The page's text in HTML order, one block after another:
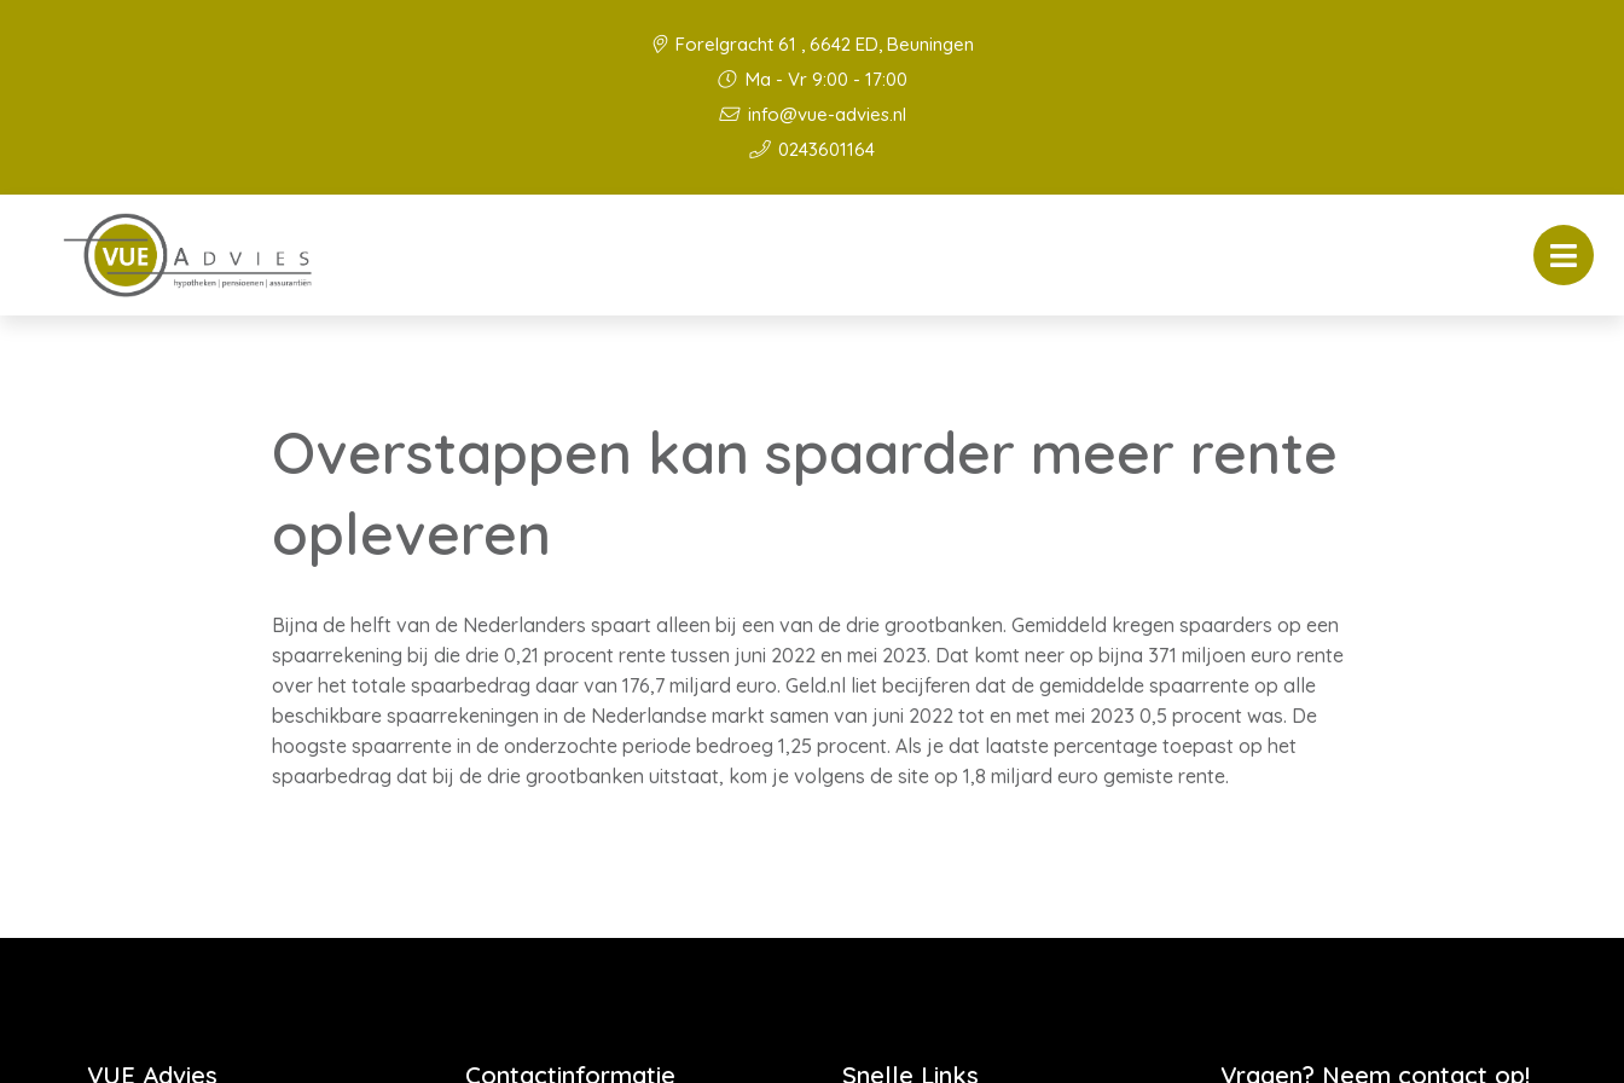
Forelgracht 61 , 6642 ED, Beuningen
Ma - Vr 9:00 - 17:00
info@vue-advies.nl
0243601164
Overstappen kan spaarder meer rente
opleveren
Bijna de helft van de Nederlanders spaart alleen bij een van de drie grootbanken. Gemiddeld kregen spaarders op een
spaarrekening bij die drie 0,21 procent rente tussen juni 2022 en mei 2023. Dat komt neer op bijna 371 miljoen euro rente
over het totale spaarbedrag daar van 176,7 miljard euro. Geld.nl liet becijferen dat de gemiddelde spaarrente op alle
beschikbare spaarrekeningen in de Nederlandse markt samen van juni 2022 tot en met mei 2023 0,5 procent was. De
hoogste spaarrente in de onderzochte periode bedroeg 1,25 procent. Als je dat laatste percentage toepast op het
spaarbedrag dat bij de drie grootbanken uitstaat, kom je volgens de site op 1,8 miljard euro gemiste rente.
VUE Advies Contactinformatie Snelle Links Vragen? Neem contact op!